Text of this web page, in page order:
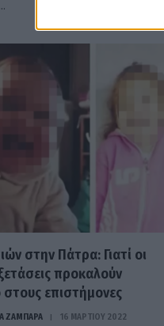
στην Πάτρα: Γιατί οι
προκαλούν
επιστήμονες
ΖΑΜΠΑΡΑ 16 ΜΑΡΤΊΟΥ 2022